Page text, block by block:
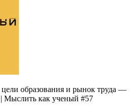
образования и рынок труда —
| Мыслить как ученый #57